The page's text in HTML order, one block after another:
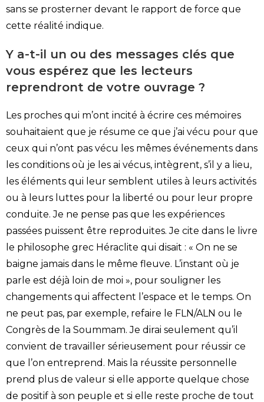
sans se prosterner devant le rapport de force que
cette réalité indique.
Y a-t-il un ou des messages clés que
vous espérez que les lecteurs
reprendront de votre ouvrage ?
Les proches qui m’ont incité à écrire ces mémoires
souhaitaient que je résume ce que j’ai vécu pour que
ceux qui n’ont pas vécu les mêmes événements dans
les conditions où je les ai vécus, intègrent, s’il y a lieu,
les éléments qui leur semblent utiles à leurs activités
ou à leurs luttes pour la liberté ou pour leur propre
conduite. Je ne pense pas que les expériences
passées puissent être reproduites. Je cite dans le livre
le philosophe grec Héraclite qui disait : « On ne se
baigne jamais dans le même fleuve. L’instant où je
parle est déjà loin de moi », pour souligner les
changements qui affectent l’espace et le temps. On
ne peut pas, par exemple, refaire le FLN/ALN ou le
Congrès de la Soummam. Je dirai seulement qu’il
convient de travailler sérieusement pour réussir ce
que l’on entreprend. Mais la réussite personnelle
prend plus de valeur si elle apporte quelque chose
de positif à son peuple et si elle reste proche de tout